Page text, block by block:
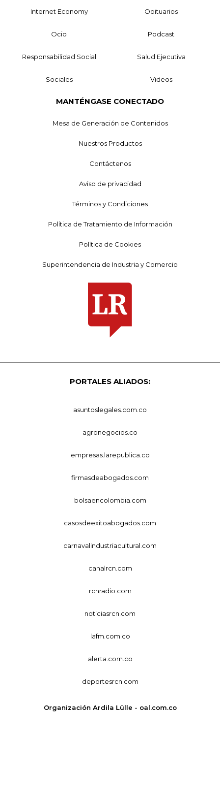
Internet Economy Obituarios
Ocio Podcast
Responsabilidad Social Salud Ejecutiva
Sociales Videos
MANTÉNGASE CONECTADO
Mesa de Generación de Contenidos
Nuestros Productos
Contáctenos
Aviso de privacidad
Términos y Condiciones
Política de Tratamiento de Información
Política de Cookies
Superintendencia de Industria y Comercio
PORTALES ALIADOS:
asuntoslegales.com.co
agronegocios.co
empresas.larepublica.co
firmasdeabogados.com
bolsaencolombia.com
casosdeexitoabogados.com
carnavalindustriacultural.com
canalrcn.com
rcnradio.com
noticiasrcn.com
lafm.com.co
alerta.com.co
deportesrcn.com
Organización Ardila Lülle - oal.com.co